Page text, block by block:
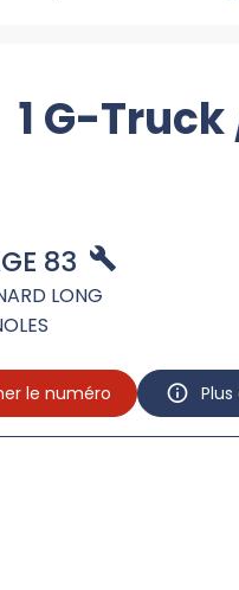
1 G-
83
LONG
le numéro